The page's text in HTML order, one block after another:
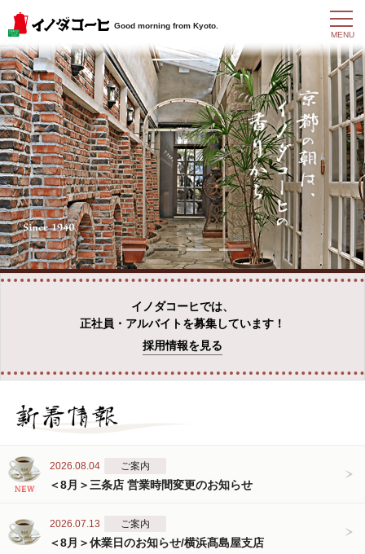
Good morning from Kyoto.
t
o
g
g
l
e
n
a
v
g
a
t
i
o
n
MENU
イノダコーヒでは、
正社員・アルバイトを募集しています！
採用情報を見る
2026.08.04 ご案内
＜8月＞三条店 営業時間変更のお知らせ
2026.07.13 ご案内
＜8月＞休業日のお知らせ/横浜髙島屋支店